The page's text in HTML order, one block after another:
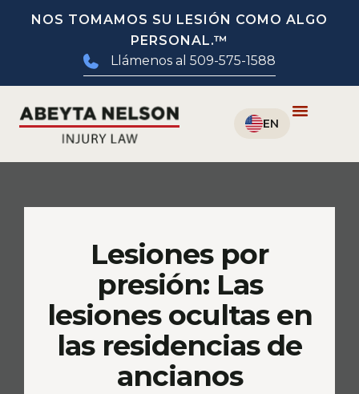
NOS TOMAMOS SU LESIÓN COMO ALGO
PERSONAL.™
Llámenos al 509-575-1588
Lesiones por
presión: Las
lesiones ocultas en
las residencias de
ancianos